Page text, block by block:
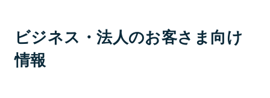
ビジネス・法人のお客さま向け
情報